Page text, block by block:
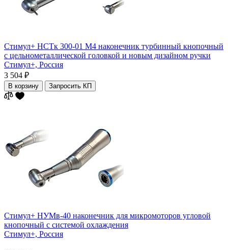
Стимул+ НСТк 300-01 М4 наконечник турбинный кнопочный
с цельнометаллической головкой и новым дизайном ручки
Стимул+, Россия
3 504 ₽
В корзину Запросить КП
Стимул+ НУМв-40 наконечник для микромоторов угловой
кнопочный с системой охлаждения
Стимул+, Россия